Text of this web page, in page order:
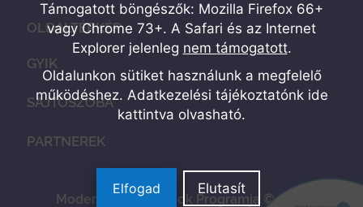
OLDALTÉRKÉP
GYIK
SAJTÓSZOBA
PARTNEREK
Modern Vállalkozások Programja © 2022
Támogatott böngészők: Mozilla Firefox 66+
vagy Chrome 73+. A Safari és az Internet
Explorer jelenleg nem támogatott.
Oldalunkon sütiket használunk a megfelelő
működéshez. Adatkezelési tájékoztatónk ide
kattintva olvasható.
Elfogad Elutasít